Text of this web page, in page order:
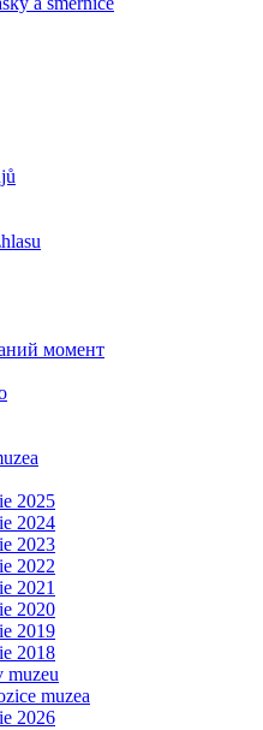
момент
2025
2024
2023
2022
2021
2020
2019
2018
muzeu
muzea
2026